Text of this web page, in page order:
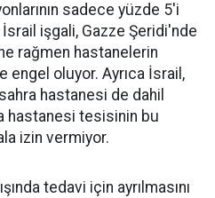
sadece yüzde 5'i
işgali, Gazze Şeridi'nde
rağmen hastanelerin
engel oluyor. Ayrıca İsrail,
hastanesi de dahil
hastanesi tesisinin bu
izin vermiyor.
tedavi için ayrılmasını